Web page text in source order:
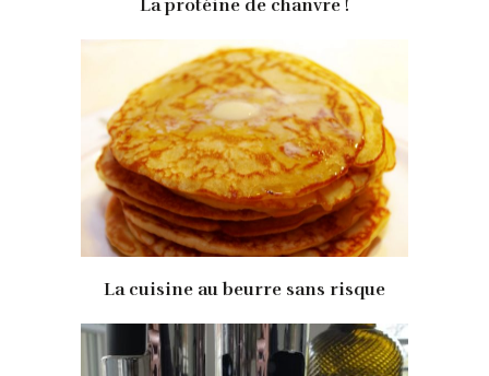
La protéine de chanvre !
La cuisine au beurre sans risque